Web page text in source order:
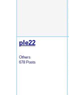
ple22
Others
678 Posts